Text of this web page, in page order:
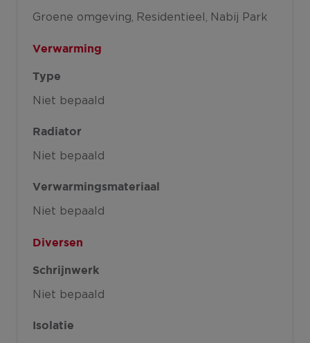
Groene omgeving Residentieel Nabij Park
Verwarming
Type
Niet bepaald
Radiator
Niet bepaald
Verwarmingsmateriaal
Niet bepaald
Diversen
Schrijnwerk
Niet bepaald
Isolatie